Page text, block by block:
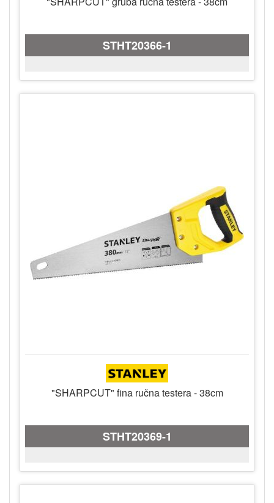
STHT20366-1
"SHARPCUT" fina ručna testera - 38cm
STHT20369-1